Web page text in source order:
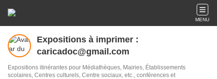
MENU
Expositions à imprimer :
caricadoc@gmail.com
Expositions itinérantes pour Médiathèques, Mairies, Établissements
scolaires, Centres culturels, Centre sociaux, etc., conférences et